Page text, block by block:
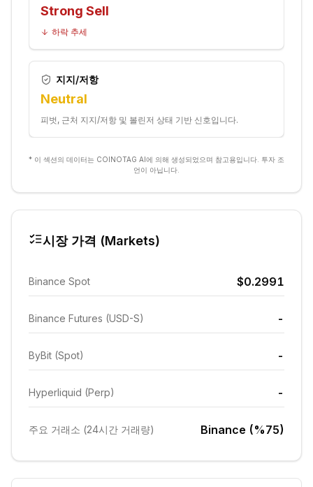
Strong Sell
하락 추세
지지/저항
Neutral
피벗, 근처 지지/저항 및 볼린저 상태 기반 신호입니다.
* 이 섹션의 데이터는 COINOTAG AI에 의해 생성되었으며 참고용입니다. 투자 조
언이 아닙니다.
시장 가격 (Markets)
Binance Spot $0.2991
Binance Futures (USD-S) -
ByBit (Spot) -
Hyperliquid (Perp) -
주요 거래소 (24시간 거래량) Binance (%75)